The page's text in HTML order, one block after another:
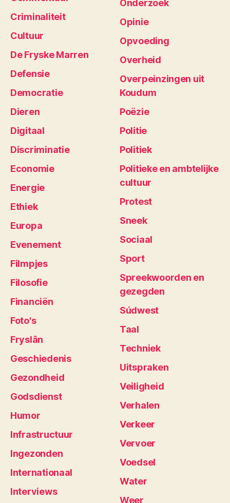
Criminaliteit
Cultuur
De Fryske Marren
Defensie
Democratie
Dieren
Digitaal
Discriminatie
Economie
Energie
Ethiek
Europa
Evenement
Filmpjes
Filosofie
Financiën
Foto's
Fryslân
Geschiedenis
Gezondheid
Godsdienst
Humor
Infrastructuur
Ingezonden
Internationaal
Interviews
Onderzoek
Opinie
Opvoeding
Overheid
Overpeinzingen uit
Koudum
Poëzie
Politie
Politiek
Politieke en ambtelijke
cultuur
Protest
Sneek
Sociaal
Sport
Spreekwoorden en
gezegden
Súdwest
Taal
Techniek
Uitspraken
Veiligheid
Verhalen
Verkeer
Vervoer
Voedsel
Water
Weer